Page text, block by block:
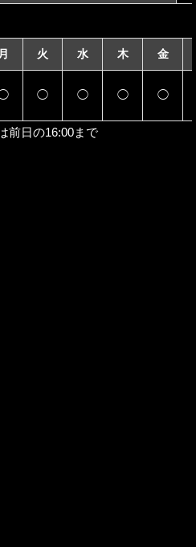
月 火 水 木 金
◯ ◯ ◯ ◯
前日の16:00まで